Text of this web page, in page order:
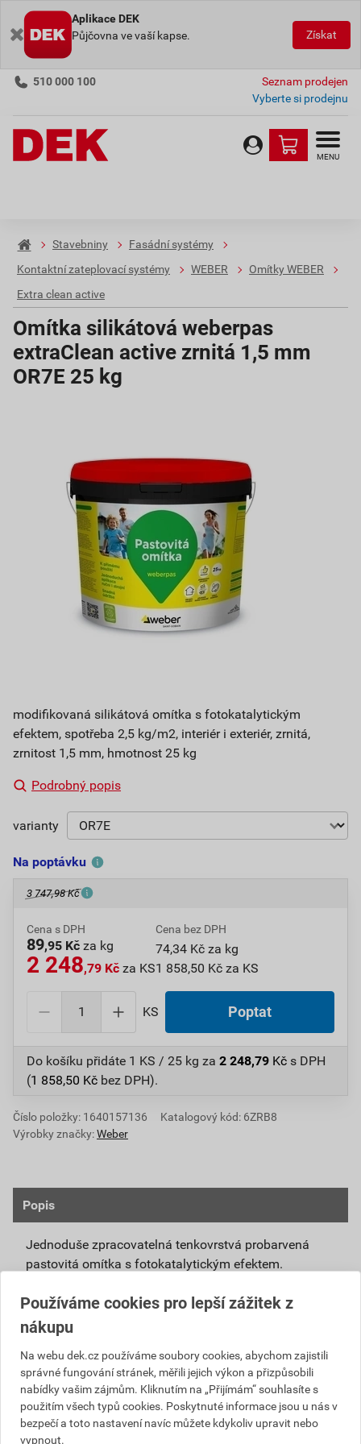
Aplikace DEK
Půjčovna ve vaší kapse.
Získat
510 000 100
Seznam prodejen
Vyberte si prodejnu
MENU
Stavebniny
Fasádní systémy
Kontaktní zateplovací systémy
WEBER
Omítky WEBER
Extra clean active
Omítka silikátová weberpas
extraClean active zrnitá 1,5 mm
OR7E 25 kg
modifikovaná silikátová omítka s fotokatalytickým
efektem, spotřeba 2,5 kg/m2, interiér i exteriér, zrnitá,
zrnitost 1,5 mm, hmotnost 25 kg
Podrobný popis
varianty
Na poptávku
3 747,98 Kč
Cena s DPH
89,95 Kč za kg
2 248,79 Kč za KS
Cena bez DPH
74,34 Kč za kg
1 858,50 Kč za KS
KS Poptat
Do košíku přidáte 1 KS / 25 kg za 2 248,79 Kč s DPH
(1 858,50 Kč bez DPH).
Číslo položky: 1640157136
Katalogový kód: 6ZRB8
Výrobky značky:Weber
Popis
Jednoduše zpracovatelná tenkovrstvá probarvená
pastovitá omítka s fotokatalytickým efektem.
Připravená k přímému použití se systémovou
penetrací weberpas podklad UNI nebo weberpas
podklad S.
Díky modifikovanému silikátovému pojivu má
omítka weberpas extraClean active vlastnosti
blízké silikátové omítce, není však tak citlivá na
klimatické podmínky při zpracování a zrání.
Unikátní receptura omítky weberpas extraClean
Používáme cookies pro lepší zážitek z
nákupu
Na webu dek.cz používáme soubory cookies, abychom zajistili
správné fungování stránek, měřili jejich výkon a přizpůsobili
nabídky vašim zájmům. Kliknutím na „Přijímám“ souhlasíte s
použitím všech typů cookies. Poskytnuté informace jsou u nás v
bezpečí a toto nastavení navíc můžete kdykoliv upravit nebo
vypnout.